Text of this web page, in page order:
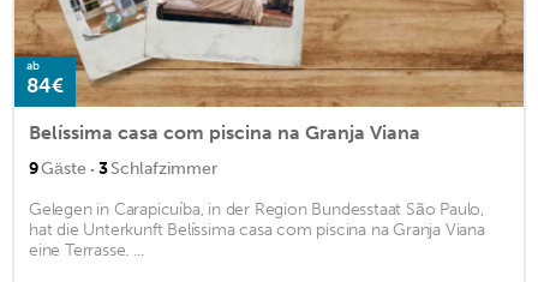
ab
84€
Belíssima casa com piscina na Granja Viana
9Gäste · 3Schlafzimmer
Gelegen in Carapicuíba, in der Region Bundesstaat São Paulo,
hat die Unterkunft Belíssima casa com piscina na Granja Viana
eine Terrasse. ...